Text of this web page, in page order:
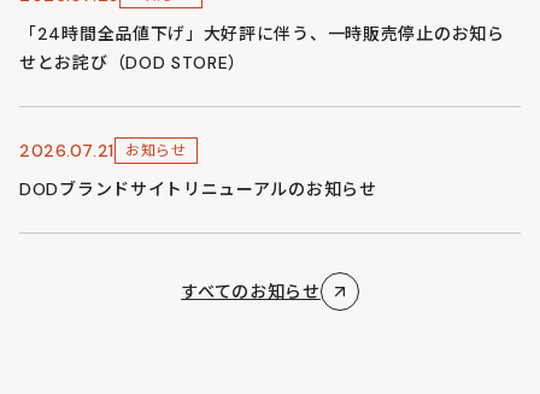
「24時間全品値下げ」大好評に伴う、一時販売停止のお知ら
せとお詫び（DOD STORE）
2026.07.21 お知らせ
DODブランドサイトリニューアルのお知らせ
すべてのお知らせ